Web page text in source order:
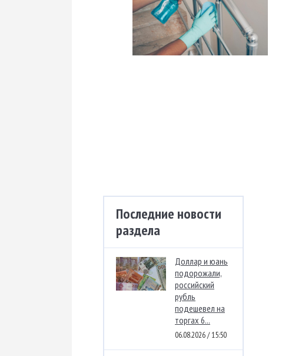
Последние новости
раздела
Доллар и юань
подорожали,
российский
рубль
подешевел на
торгах 6...
06.08.2026 / 15:50